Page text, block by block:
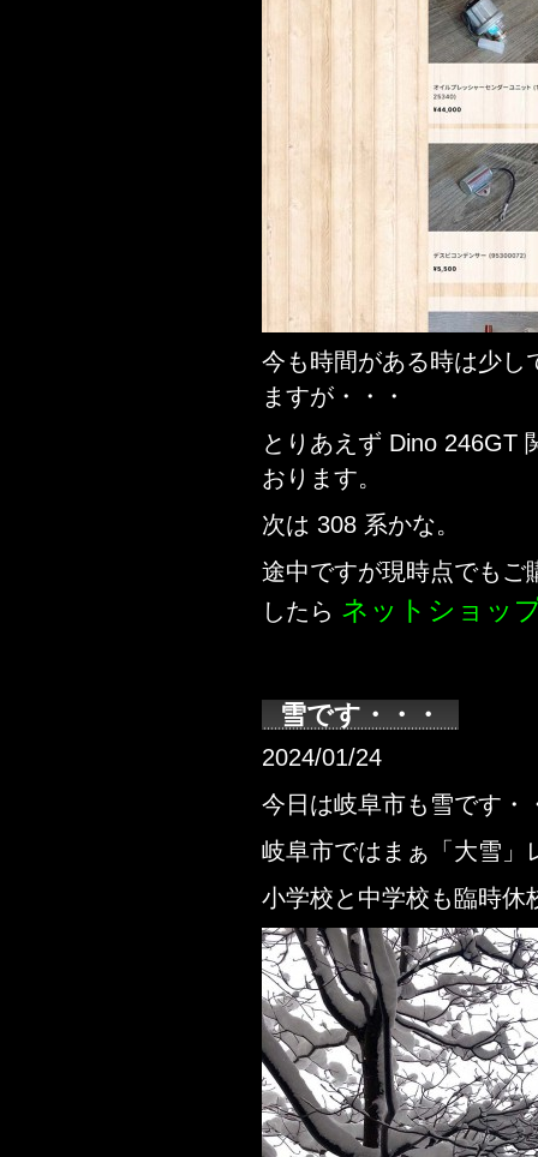
今も時間がある時は少し
ますが・・・
とりあえず Dino 246GT
おります。
次は 308 系かな。
途中ですが現時点でもご
したら ネットショッ
雪です・・・
2024/01/24
今日は岐阜市も雪です・
岐阜市ではまぁ「大雪」
小学校と中学校も臨時休